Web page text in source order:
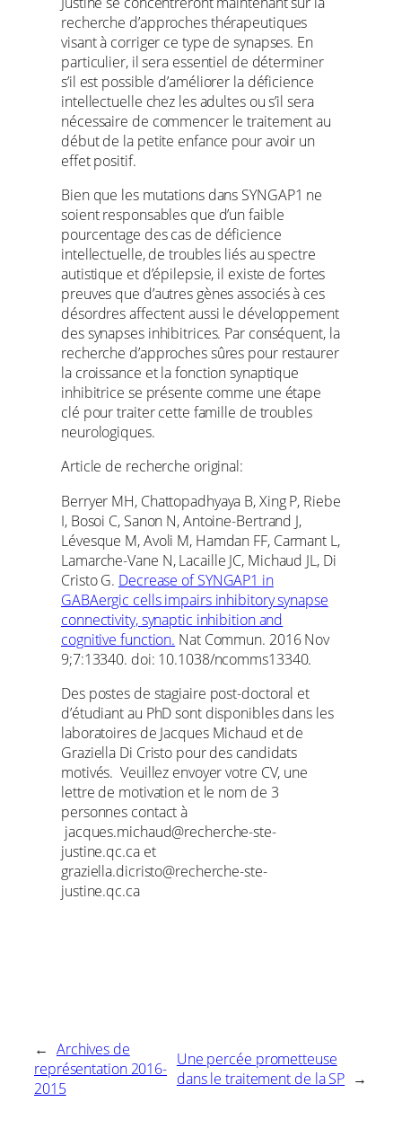
recherche d’approches thérapeutiques
visant à corriger ce type de synapses. En
particulier, il sera essentiel de déterminer
s’il est possible d’améliorer la déficience
intellectuelle chez les adultes ou s’il sera
nécessaire de commencer le traitement au
début de la petite enfance pour avoir un
effet positif.
Bien que les mutations dans SYNGAP1 ne
soient responsables que d’un faible
pourcentage des cas de déficience
intellectuelle, de troubles liés au spectre
autistique et d’épilepsie, il existe de fortes
preuves que d’autres gènes associés à ces
désordres affectent aussi le développement
des synapses inhibitrices. Par conséquent, la
recherche d’approches sûres pour restaurer
la croissance et la fonction synaptique
inhibitrice se présente comme une étape
clé pour traiter cette famille de troubles
neurologiques.
Article de recherche original:
Berryer MH, Chattopadhyaya B, Xing P, Riebe
I, Bosoi C, Sanon N, Antoine-Bertrand J,
Lévesque M, Avoli M, Hamdan FF, Carmant L,
Lamarche-Vane N, Lacaille JC, Michaud JL, Di
Cristo G. Decrease of SYNGAP1 in
GABAergic cells impairs inhibitory synapse
connectivity, synaptic inhibition and
cognitive function. Nat Commun. 2016 Nov
9;7:13340. doi: 10.1038/ncomms13340.
Des postes de stagiaire post-doctoral et
d’étudiant au PhD sont disponibles dans les
laboratoires de Jacques Michaud et de
Graziella Di Cristo pour des candidats
motivés. Veuillez envoyer votre CV, une
lettre de motivation et le nom de 3
personnes contact à
jacques.michaud@recherche-ste-
justine.qc.ca et
graziella.dicristo@recherche-ste-
justine.qc.ca
← Archives de
représentation 2016-
2015
Une percée prometteuse
dans le traitement de la SP →